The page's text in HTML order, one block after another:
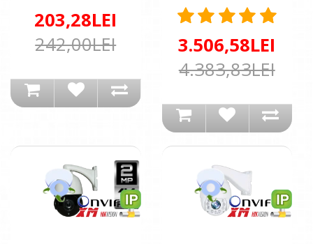
203,28LEI
242,00LEI
3.506,58LEI
4.383,83LEI